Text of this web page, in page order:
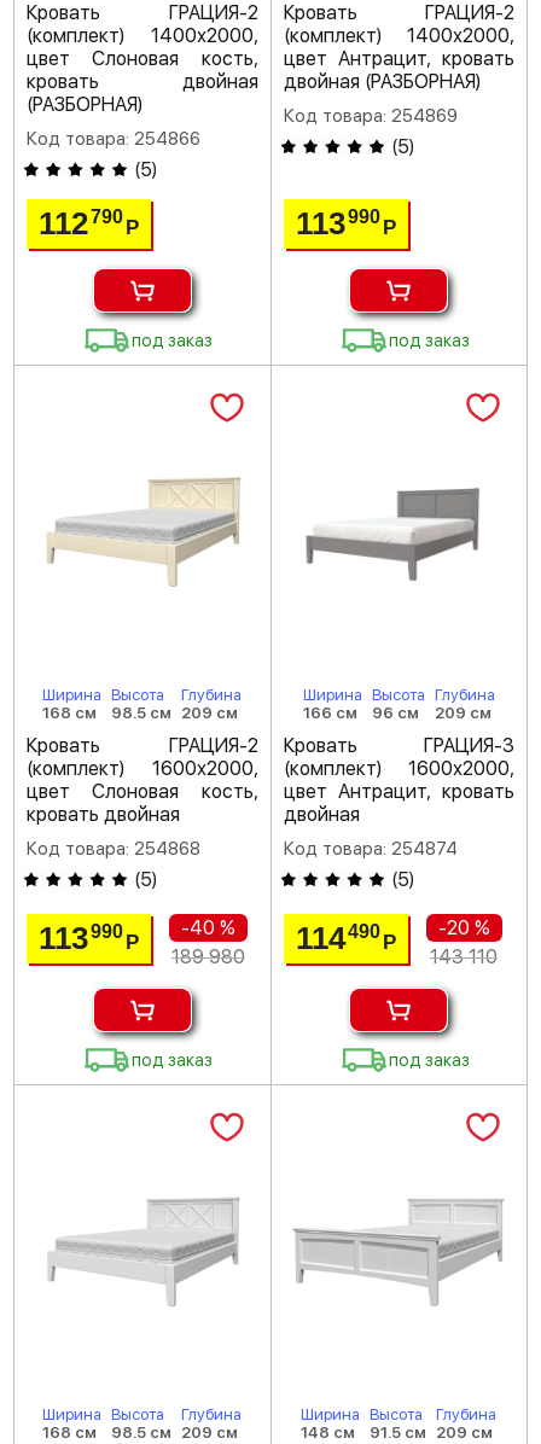
Кровать ГРАЦИЯ-2
(комплект) 1400х2000,
цвет Слоновая кость,
кровать двойная
(РАЗБОРНАЯ)
Код товара: 254866
(5)
112790 Р
под заказ
Кровать ГРАЦИЯ-2
(комплект) 1400х2000,
цвет Антрацит, кровать
двойная (РАЗБОРНАЯ)
Код товара: 254869
(5)
113990 Р
под заказ
Ширина
168 см
Высота
98.5 см
Глубина
209 см
Кровать ГРАЦИЯ-2
(комплект) 1600х2000,
цвет Слоновая кость,
кровать двойная
Код товара: 254868
(5)
113990 Р
-40 %
189 980
под заказ
Ширина
166 см
Высота
96 см
Глубина
209 см
Кровать ГРАЦИЯ-3
(комплект) 1600х2000,
цвет Антрацит, кровать
двойная
Код товара: 254874
(5)
114490 Р
-20 %
143 110
под заказ
Ширина
168 см
Высота
98.5 см
Глубина
209 см
Ширина
148 см
Высота
91.5 см
Глубина
209 см